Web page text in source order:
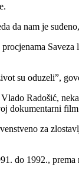
da nam je
su oduzeli”,
Radošić,
dokumentarni
za
do 1992.,